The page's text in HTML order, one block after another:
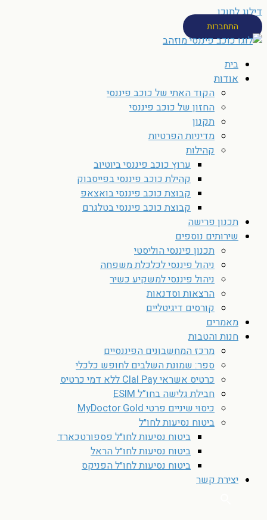
דילוג לתוכן
התחברות
בית
אודות
הקוד האתי של כוכב פיננסי
החזון של כוכב פיננסי
תקנון
מדיניות הפרטיות
קהילות
ערוץ כוכב פיננסי ביוטיוב
קהילת כוכב פיננסי בפייסבוק
קבוצת כוכב פיננסי בואצאפ
קבוצת כוכב פיננסי בטלגרם
תכנון פרישה
שירותים נוספים
תכנון פיננסי הוליסטי
ניהול פיננסי לכלכלת משפחה
ניהול פיננסי למשקיע כשיר
הרצאות וסדנאות
קורסים דיגיטליים
מאמרים
חנות והטבות
מרכז המחשבונים הפיננסיים
ספר: שמונת השלבים לחופש כלכלי
כרטיס אשראי Clal Pay ללא דמי כרטיס
חבילת גלישה בחו”ל ESIM
כיסוי שיניים פרטי MyDoctor Gold
ביטוח נסיעות לחו״ל
ביטוח נסיעות לחו״ל פספורטכארד
ביטוח נסיעות לחו״ל הראל
ביטוח נסיעות לחו״ל הפניקס
יצירת קשר